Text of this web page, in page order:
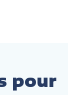
pour